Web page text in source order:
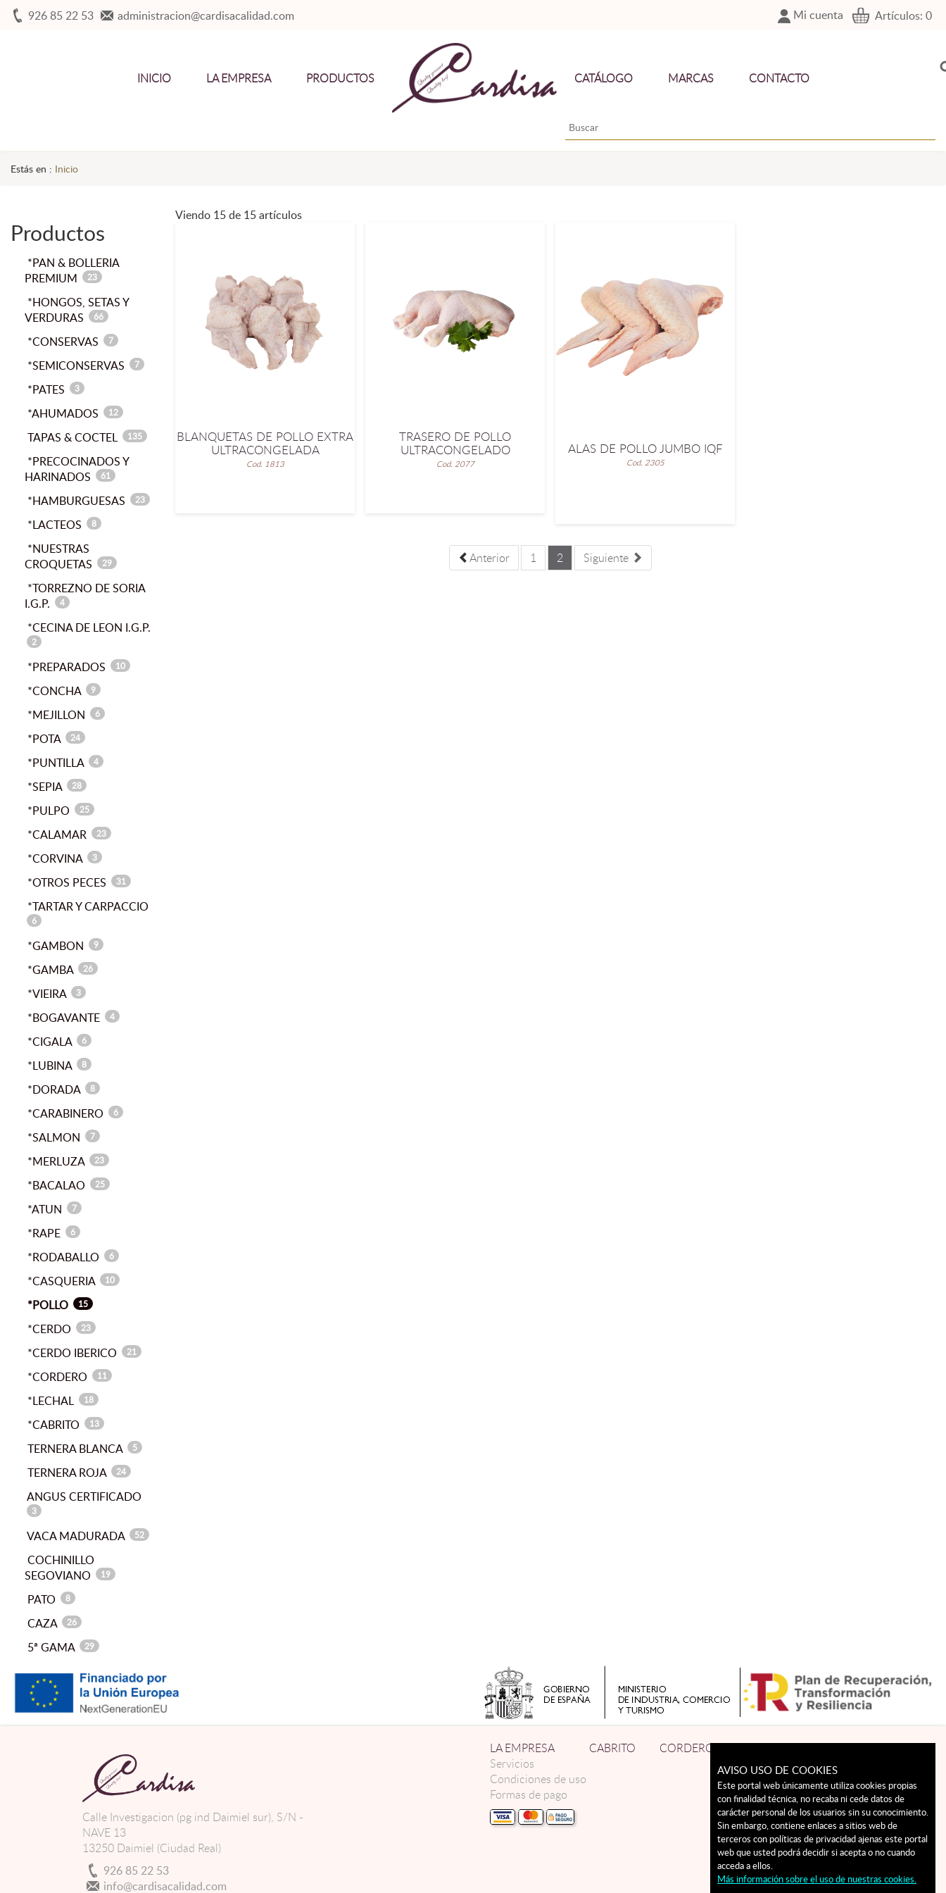
926 85 22 53 administracion@cardisacalidad.com Mi cuenta Artículos: 0
INICIO LA EMPRESA PRODUCTOS CATÁLOGO MARCAS CONTACTO
Estás en : Inicio
Productos
*PAN & BOLLERIA
PREMIUM
23
*HONGOS, SETAS Y
VERDURAS
66
*CONSERVAS 7
*SEMICONSERVAS 7
*PATES 3
*AHUMADOS 12
TAPAS & COCTEL 135
*PRECOCINADOS Y
HARINADOS
61
*HAMBURGUESAS 23
*LACTEOS 8
*NUESTRAS
CROQUETAS
29
*TORREZNO DE SORIA
I.G.P.
4
*CECINA DE LEON I.G.P.
2
*PREPARADOS 10
*CONCHA 9
*MEJILLON 6
*POTA 24
*PUNTILLA 4
*SEPIA 28
*PULPO 25
*CALAMAR 23
*CORVINA 3
*OTROS PECES 31
*TARTAR Y CARPACCIO
6
*GAMBON 9
*GAMBA 26
*VIEIRA 3
*BOGAVANTE 4
*CIGALA 6
*LUBINA 8
*DORADA 8
*CARABINERO 6
*SALMON 7
*MERLUZA 23
*BACALAO 25
*ATUN 7
*RAPE 6
*RODABALLO 6
*CASQUERIA 10
*POLLO 15
*CERDO 23
*CERDO IBERICO 21
*CORDERO 11
*LECHAL 18
*CABRITO 13
TERNERA BLANCA 5
TERNERA ROJA 24
ANGUS CERTIFICADO
3
VACA MADURADA 52
COCHINILLO
SEGOVIANO
19
PATO 8
CAZA 26
5ª GAMA 29
Viendo 15 de 15 artículos
BLANQUETAS DE POLLO EXTRA
ULTRACONGELADA
Cod. 1813
TRASERO DE POLLO
ULTRACONGELADO
Cod. 2077
ALAS DE POLLO JUMBO IQF
Cod. 2305
Anterior 1 2 Siguiente
Calle Investigacion (pg ind Daimiel sur), S/N -
NAVE 13
13250 Daimiel (Ciudad Real)
926 85 22 53
info@cardisacalidad.com
LA EMPRESA
Servicios
Condiciones de uso
Formas de pago
CABRITO CORDERO LECHAL CONTACTO
AVISO USO DE COOKIES
Este portal web únicamente utiliza cookies propias
con finalidad técnica, no recaba ni cede datos de
carácter personal de los usuarios sin su conocimiento.
Sin embargo, contiene enlaces a sitios web de
terceros con políticas de privacidad ajenas este portal
web que usted podrá decidir si acepta o no cuando
acceda a ellos.
Más información sobre el uso de nuestras cookies.